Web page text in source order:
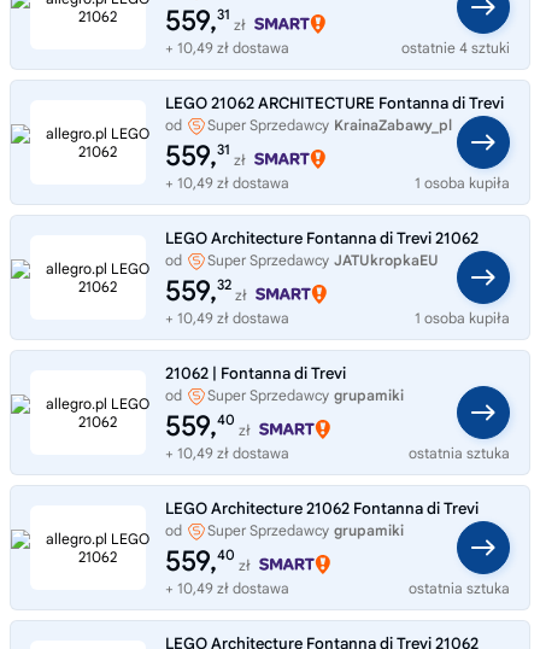
559,31
zł
+ 10,49 zł dostawa
ostatnie 4 sztuki
LEGO 21062 ARCHITECTURE Fontanna di Trevi
od Super Sprzedawcy KrainaZabawy_pl
559,31
zł
+ 10,49 zł dostawa
1 osoba kupiła
LEGO Architecture Fontanna di Trevi 21062
od Super Sprzedawcy JATUkropkaEU
559,32
zł
+ 10,49 zł dostawa
1 osoba kupiła
21062 | Fontanna di Trevi
od Super Sprzedawcy grupamiki
559,40
zł
+ 10,49 zł dostawa
ostatnia sztuka
LEGO Architecture 21062 Fontanna di Trevi
od Super Sprzedawcy grupamiki
559,40
zł
+ 10,49 zł dostawa
ostatnia sztuka
LEGO Architecture Fontanna di Trevi 21062